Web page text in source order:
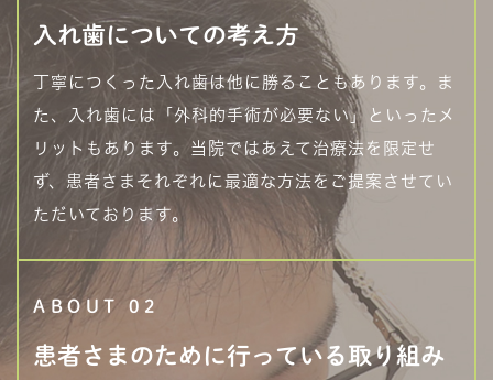
世代ごとに気を付けたいお口の健康管理
入れ歯についての考え方
丁寧につくった入れ歯は他に勝ることもあります。ま
た、入れ歯には「外科的手術が必要ない」といったメ
リットもあります。当院ではあえて治療法を限定せ
ず、患者さまそれぞれに最適な方法をご提案させてい
ただいております。
ABOUT 02
患者さまのために行っている取り組み